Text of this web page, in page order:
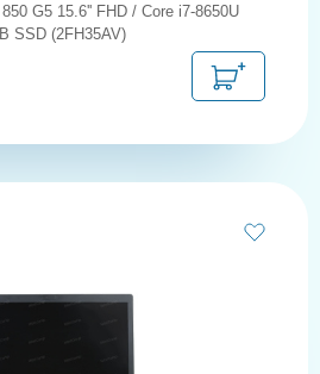
G5 15.6'' FHD / Core i7-8650U
SSD (2FH35AV)